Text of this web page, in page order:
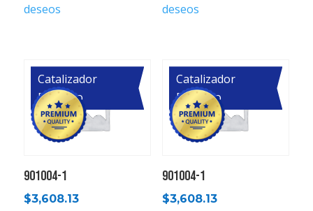
deseos
deseos
Catalizador
Primario
901004-1
$3,608.13
Catalizador
Primario
901004-1
$3,608.13